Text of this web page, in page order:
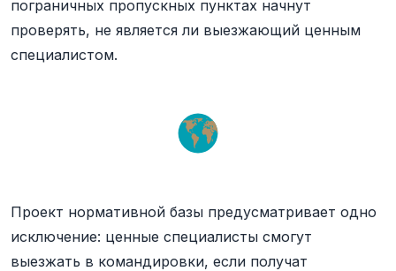
пограничных пропускных пунктах начнут
проверять, не является ли выезжающий ценным
специалистом.
Проект нормативной базы предусматривает одно
исключение: ценные специалисты смогут
выезжать в командировки, если получат